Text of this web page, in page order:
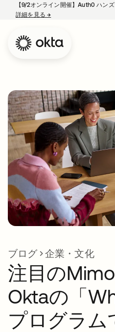
【9/2オンライン開催】Auth0 ハン
詳細を見る→
ブログ 企業・文化
注目の
Oktaの「
プログラム